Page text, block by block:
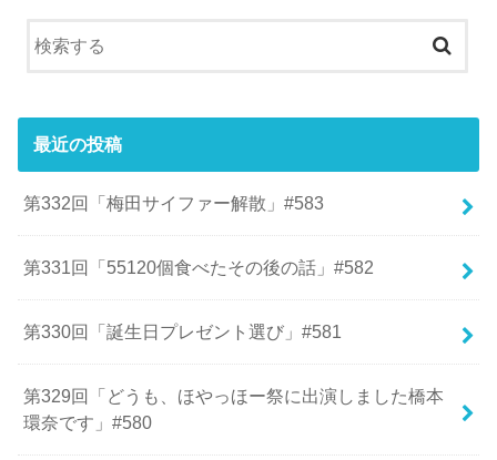
最近の投稿
第332回「梅田サイファー解散」#583
第331回「55120個食べたその後の話」#582
第330回「誕生日プレゼント選び」#581
第329回「どうも、ほやっほー祭に出演しました橋本
環奈です」#580